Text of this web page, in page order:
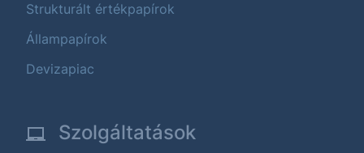
Strukturált értékpapírok
Állampapírok
Devizapiac
Szolgáltatások